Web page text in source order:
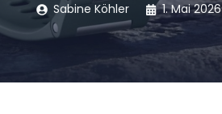
Sabine Köhler 1. Mai 2026